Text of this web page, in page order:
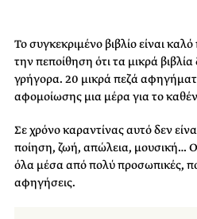
Το συγκεκριμένο βιβλίο είναι
την πεποίθηση ότι τα μικρά βιβλία
γρήγορα. 20 μικρά πεζά
αφομοίωσης μια μέρα για το
Σε χρόνο καραντίνας αυτό δεν
ποίηση, ζωή, απώλεια, μουσική… Ο
όλα μέσα από πολύ προσωπικές,
αφηγήσεις.